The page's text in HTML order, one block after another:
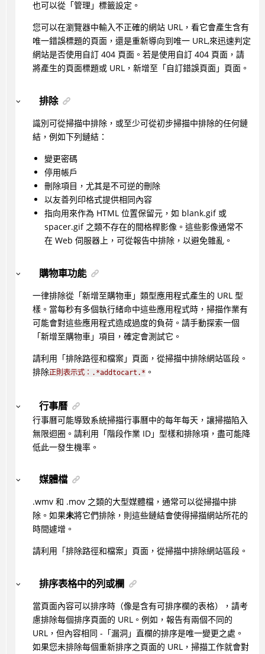
也可以從「管理」標籤設定。
您可以在瀏覽器中輸入不正確的網站 URL，看它會產生含有
唯一錯誤標題的頁面，還是重新導向到唯一 URL,來迅速判定
網站是否使用自訂 404 頁面。若是使用自訂 404 頁面，請
將產生的頁面標題或 URL，新增至「自訂錯誤頁面」頁面。
排除
識別可從掃描中排除，或至少可從初步掃描中排除的任何鏈
結，例如下列鏈結：
變更密碼
停用帳戶
刪除項目，尤其是不可逆的刪除
以友善列印格式提供相同內容
指向用來作為 HTML 位置保留元，如 blank.gif 或
spacer.gif 之類不存在的間格桿影像。這些影像通常不
在 Web 伺服器上，可從報告中排除，以避免雜亂。
購物車功能
一律排除從「新增至購物車」類型應用程式產生的 URL 型
樣。當每秒有多個執行緒命中這些應用程式時，掃描作業有
可能會對這些應用程式造成過度的負荷。請手動探索一個
「新增至購物車」項目，確定會測試它。
請利用「排除路徑和檔案」頁面，從掃描中排除網站區段。
排除正則表示式：.*addtocart.*。
行事曆
行事曆可能導致系統掃描行事曆中的每年每天，讓掃描陷入
無限迴圈。請利用「階段作業 ID」型樣和排除項，盡可能降
低此一發生機率。
媒體檔
.wmv 和 .mov 之類的大型媒體檔，通常可以從掃描中排
除。如果未將它們排除，則這些鏈結會使得掃描網站所花的
時間遽增。
請利用「排除路徑和檔案」頁面，從掃描中排除網站區段。
排序表格中的列或欄
當頁面內容可以排序時（像是含有可排序欄的表格），請考
慮排除每個排序頁面的 URL。例如，報告有兩個不同的
URL，但內容相同 -「漏洞」直欄的排序是唯一變更之處。
如果您未排除每個重新排序之頁面的 URL，掃描工作就會對